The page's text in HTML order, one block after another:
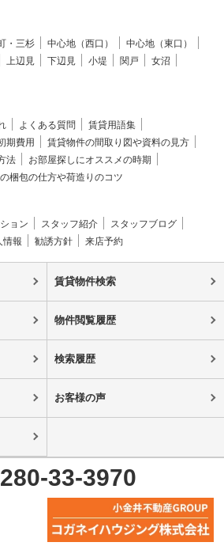
・三杉 中心地（西口）
中心地（東口）
上辺見 下辺見 小堤 関戸
女沼
よくある質問
賃貸用語集
期費用
賃貸物件の間取り図や資料の見方
法
お部屋探しにオススメの時期
梱包の仕方や荷造りのコツ
ョン スタッフ紹介
スタッフブログ
情報 勧誘方針 来店予約
賃貸物件検索
物件閲覧履歴
検索履歴
お客様の声
33-3970